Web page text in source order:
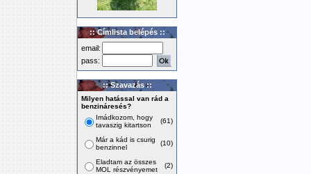
:: Címlista belépés ::
email:
pass:
:: Szavazás ::
Milyen hatással van rád a
benzináresés?
Imádkozom, hogy
tavaszig kitartson
(61)
Már a kád is csurig
benzinnel
(10)
Eladtam az összes
MOL részvényemet
(2)